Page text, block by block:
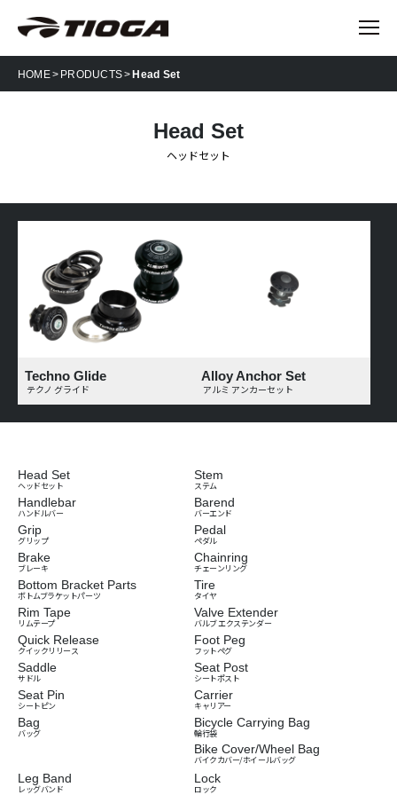
HOME PRODUCTS Head Set
Head Set
ヘッドセット
Techno Glide
テクノ グライド
Alloy Anchor Set
アルミ アンカーセット
Head Set
ヘッドセット
Stem
ステム
Handlebar
ハンドルバー
Barend
バーエンド
Grip
グリップ
Pedal
ペダル
Brake
ブレーキ
Chainring
チェーンリング
Bottom Bracket Parts
ボトムブラケットパーツ
Tire
タイヤ
Rim Tape
リムテープ
Valve Extender
バルブ エクステンダー
Quick Release
クイックリリース
Foot Peg
フットペグ
Saddle
サドル
Seat Post
シートポスト
Seat Pin
シートピン
Carrier
キャリアー
Bag
バッグ
Bicycle Carrying Bag
輪行袋
Bike Cover/Wheel Bag
バイクカバー/ホイールバッグ
Leg Band
レッグバンド
Lock
ロック